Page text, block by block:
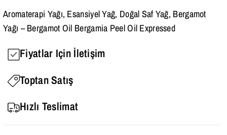
Aromaterapi Yağı, Esansiyel Yağ, Doğal Saf Yağ, Bergamot
Yağı – Bergamot Oil Bergamia Peel Oil Expressed
Fiyatlar Için İletişim
Toptan Satış
Hızlı Teslimat